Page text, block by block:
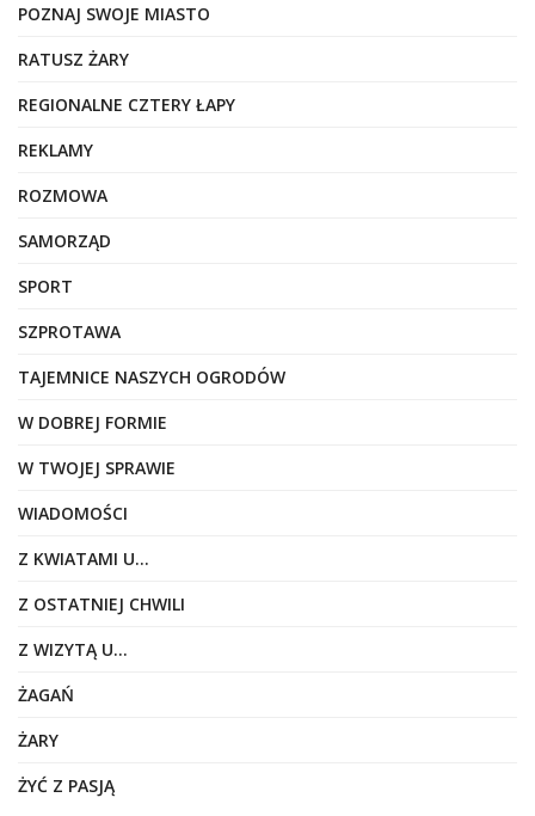
POZNAJ SWOJE MIASTO
RATUSZ ŻARY
REGIONALNE CZTERY ŁAPY
REKLAMY
ROZMOWA
SAMORZĄD
SPORT
SZPROTAWA
TAJEMNICE NASZYCH OGRODÓW
W DOBREJ FORMIE
W TWOJEJ SPRAWIE
WIADOMOŚCI
Z KWIATAMI U…
Z OSTATNIEJ CHWILI
Z WIZYTĄ U…
ŻAGAŃ
ŻARY
ŻYĆ Z PASJĄ